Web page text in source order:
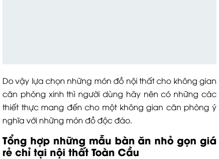
Do vậy lựa chọn những món đồ nội thất cho không gian
căn phòng xinh thì người dùng hãy nên có những các
thiết thực mang đến cho một không gian căn phòng ý
nghĩa với những món đồ độc đáo.
Tổng hợp những mẫu bàn ăn nhỏ gọn giá
rẻ chỉ tại nội thất Toàn Cầu